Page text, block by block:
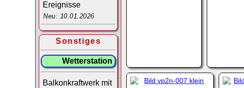
Ereignisse
Neu: 10.01.2026
Sonstiges
Wetterstation
Balkonkraftwerk mit